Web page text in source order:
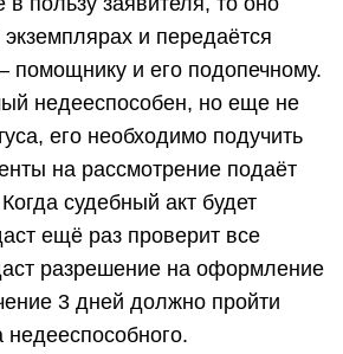
экземплярах и передаётся
помощнику и его подопечному.
недееспособен, но еще не
его необходимо подучить
на рассмотрение подаёт
судебный акт будет
ещё раз проверит все
разрешение на оформление
3 дней должно пройти